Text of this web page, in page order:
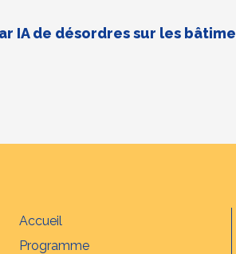
IA de désordres sur les
Accueil
Programme